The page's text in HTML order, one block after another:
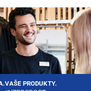
PRODUKTY.